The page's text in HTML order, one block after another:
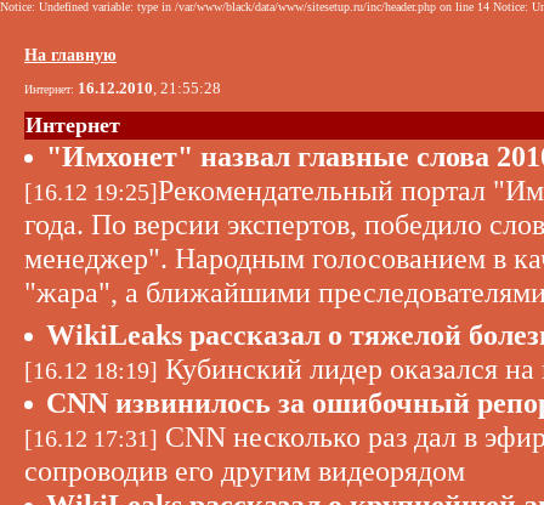
Notice: Undefined variable: type in /var/www/black/data/www/sitesetup.ru/inc/header.php on line 14 Notice:
На главную
Интернет: 16.12.2010, 21:55:28
Интернет
"Имхонет" назвал главные слова
[16.12 19:25]Рекомендательный портал
года. По версии экспертов, победило
менеджер". Народным голосованием в
"жара", а ближайшими
WikiLeaks рассказал о тяжелой
[16.12 18:19] Кубинский лидер оказался
CNN извинилось за ошибочный
[16.12 17:31] CNN несколько раз дал в
сопроводив его другим видеорядом